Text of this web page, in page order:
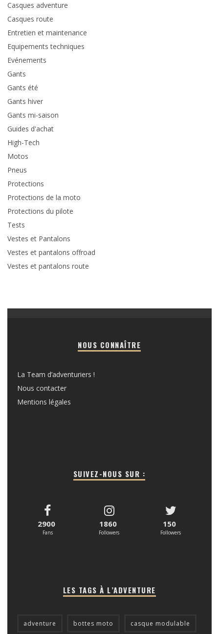
Casques adventure
Casques route
Entretien et maintenance
Equipements techniques
Evénements
Gants
Gants été
Gants hiver
Gants mi-saison
Guides d'achat
High-Tech
Motos
Pneus
Protections
Protections de la moto
Protections du pilote
Tests
Vestes et Pantalons
Vestes et pantalons offroad
Vestes et pantalons route
NOUS CONNAÎTRE
La Team d’adventuriers !
Nous contacter
Mentions légales
SUIVEZ-NOUS SUR :
2900
Fans
1860
Followers
150
Followers
LES TAGS À L’ADVENTURE
adventure bottes moto casque modulable